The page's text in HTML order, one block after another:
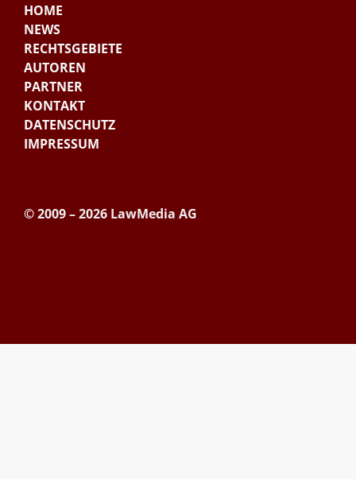
HOME
NEWS
RECHTSGEBIETE
AUTOREN
PARTNER
KONTAKT
DATENSCHUTZ
IMPRESSUM
© 2009 – 2026 LawMedia AG